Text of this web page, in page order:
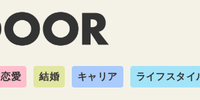
恋愛 結婚 キャリア ライフスタイ